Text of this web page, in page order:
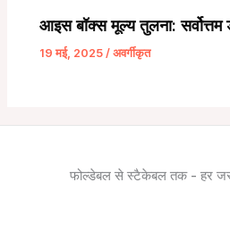
आइस बॉक्स मूल्य तुलना: सर्वोत्तम
19 मई, 2025/अवर्गीकृत
फोल्डेबल से स्टैकेबल तक - हर